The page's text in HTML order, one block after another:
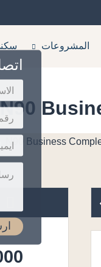
المشروعات